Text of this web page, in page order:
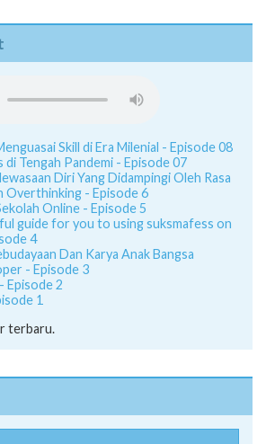
Skill di Era Milenial - Episode 08
di Tengah Pandemi - Episode 07
Diri Yang Didampingi Oleh Rasa
Overthinking - Episode 6
Online - Episode 5
guide for you to using suksmafess on
4
Dan Karya Anak Bangsa
- Episode 3
Episode 2
1
terbaru.